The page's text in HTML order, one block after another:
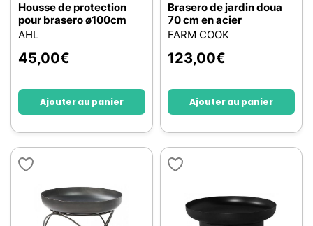
Housse de protection
pour brasero ø100cm
AHL
45,00€
Ajouter au panier
Brasero de jardin doua
70 cm en acier
FARM COOK
123,00€
Ajouter au panier